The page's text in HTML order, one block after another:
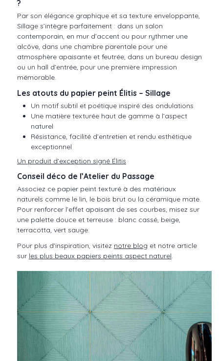
?
Par son élégance graphique et sa texture enveloppante,
Sillage s’intègre parfaitement : dans un salon
contemporain, en mur d’accent ou pour rythmer une
alcôve, dans une chambre parentale pour une
atmosphère apaisante et feutrée, dans un bureau design
ou un hall d’entrée, pour une première impression
mémorable.
Les atouts du papier peint Élitis – Sillage
Un motif subtil et poétique inspiré des ondulations
Une matière texturée haut de gamme à l’aspect
naturel
Résistance, facilité d’entretien et rendu esthétique
exceptionnel
Un produit d’exception signé Élitis
Conseil déco de l’Atelier du Passage
Associez ce papier peint texturé à des matériaux
naturels comme le lin, le bois brut ou la céramique mate.
Pour renforcer l’effet apaisant de ses courbes, misez sur
une palette douce et terreuse : blanc cassé, beige,
terracotta, vert sauge.
Pour plus d'inspiration, visitez notre blog et notre article
sur les plus beaux papiers peints aspect naturel.